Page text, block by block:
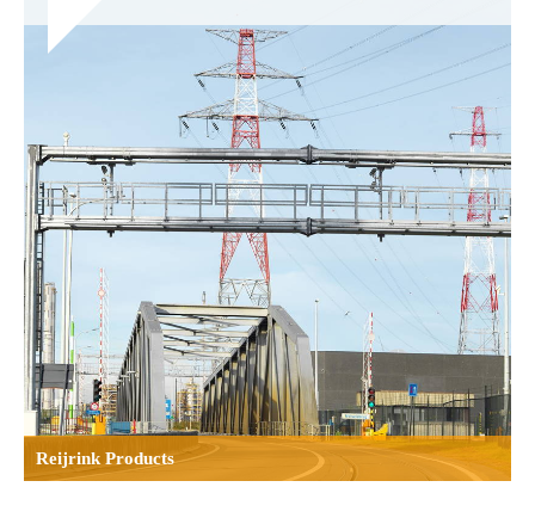
Reijrink Products